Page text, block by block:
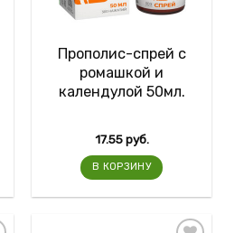
Прополис-спрей с
ромашкой и
календулой 50мл.
17.55руб.
В КОРЗИНУ